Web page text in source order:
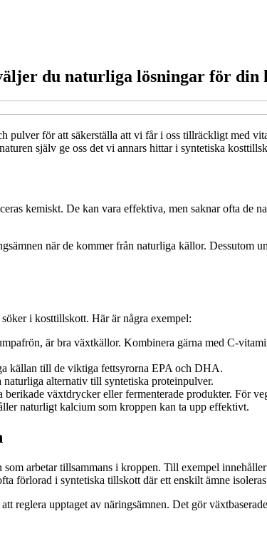
du naturliga lösningar för din
för att säkerställa att vi får i oss tillräckligt med
själv ge oss det vi annars hittar i syntetiska
kemiskt. De kan vara effektiva, men saknar ofta de
när de kommer från naturliga källor. Dessutom
i kosttillskott. Här är några exempel:
är bra växtkällor. Kombinera gärna med C-
källan till de viktiga fettsyrorna EPA och DHA.
alternativ till syntetiska proteinpulver.
växtdrycker eller fermenterade produkter. För
naturligt kalcium som kroppen kan ta upp effektivt.
arbetar tillsammans i kroppen. Till exempel
förlorad i syntetiska tillskott där ett enskilt ämne
reglera upptaget av näringsämnen. Det gör